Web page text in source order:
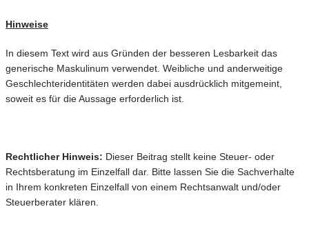
Hinweise
In diesem Text wird aus Gründen der besseren Lesbarkeit das
generische Maskulinum verwendet. Weibliche und anderweitige
Geschlechteridentitäten werden dabei ausdrücklich mitgemeint,
soweit es für die Aussage erforderlich ist.
Rechtlicher Hinweis: Dieser Beitrag stellt keine Steuer- oder
Rechtsberatung im Einzelfall dar. Bitte lassen Sie die Sachverhalte
in Ihrem konkreten Einzelfall von einem Rechtsanwalt und/oder
Steuerberater klären.